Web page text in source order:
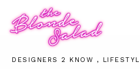
DESIGNERS 2 KNOW ,